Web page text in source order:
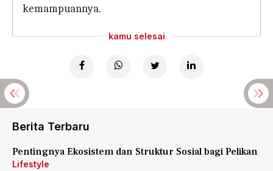
kemampuannya.
kamu selesai
Berita Terbaru
Pentingnya Ekosistem dan Struktur Sosial bagi Pelikan
Lifestyle